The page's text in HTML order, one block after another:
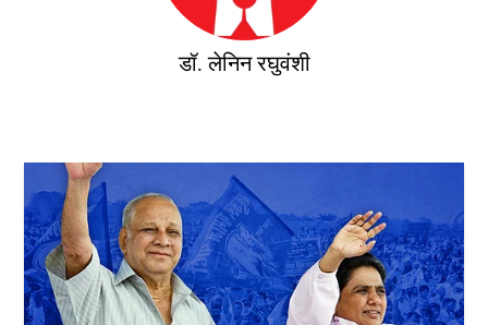
डॉ. लेनिन रघुवंशी